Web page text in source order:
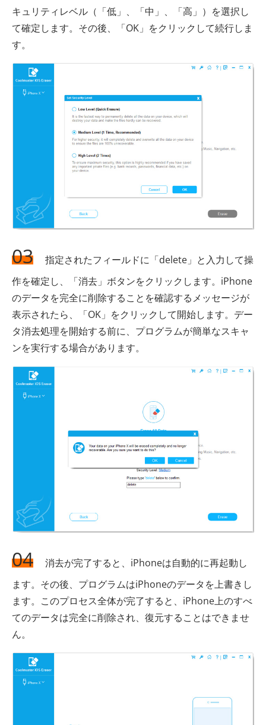
キュリティレベル（「低」、「中」、「高」）を選択し
て確定します。その後、「OK」をクリックして続行しま
す。
03
指定されたフィールドに「delete」と入力して操
作を確定し、「消去」ボタンをクリックします。iPhone
のデータを完全に削除することを確認するメッセージが
表示されたら、「OK」をクリックして開始します。デー
タ消去処理を開始する前に、プログラムが簡単なスキャ
ンを実行する場合があります。
04
消去が完了すると、iPhoneは自動的に再起動し
ます。その後、プログラムはiPhoneのデータを上書きし
ます。このプロセス全体が完了すると、iPhone上のすべ
てのデータは完全に削除され、復元することはできませ
ん。